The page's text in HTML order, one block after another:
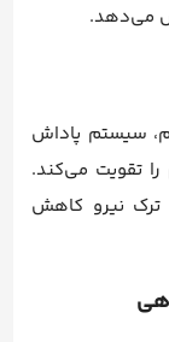
می‌دهد.
سیستم پاداش
تقویت می‌کند.
ترک نیرو کاهش